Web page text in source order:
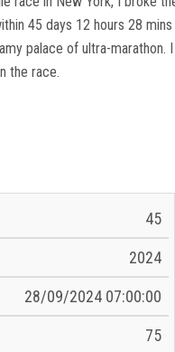
45 days 12 hours 28
palace of ultra-marathon. I
the race.
45
2024
28/09/2024 07:00:00
75